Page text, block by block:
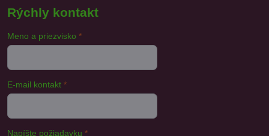
Rýchly kontakt
Meno a priezvisko *
E-mail kontakt *
Napíšte požiadavku *